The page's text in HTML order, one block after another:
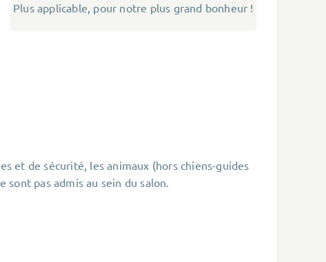
Plus applicable, pour notre plus grand bonheur !
et de sécurité, les animaux (hors chiens-guides
sont pas admis au sein du salon.